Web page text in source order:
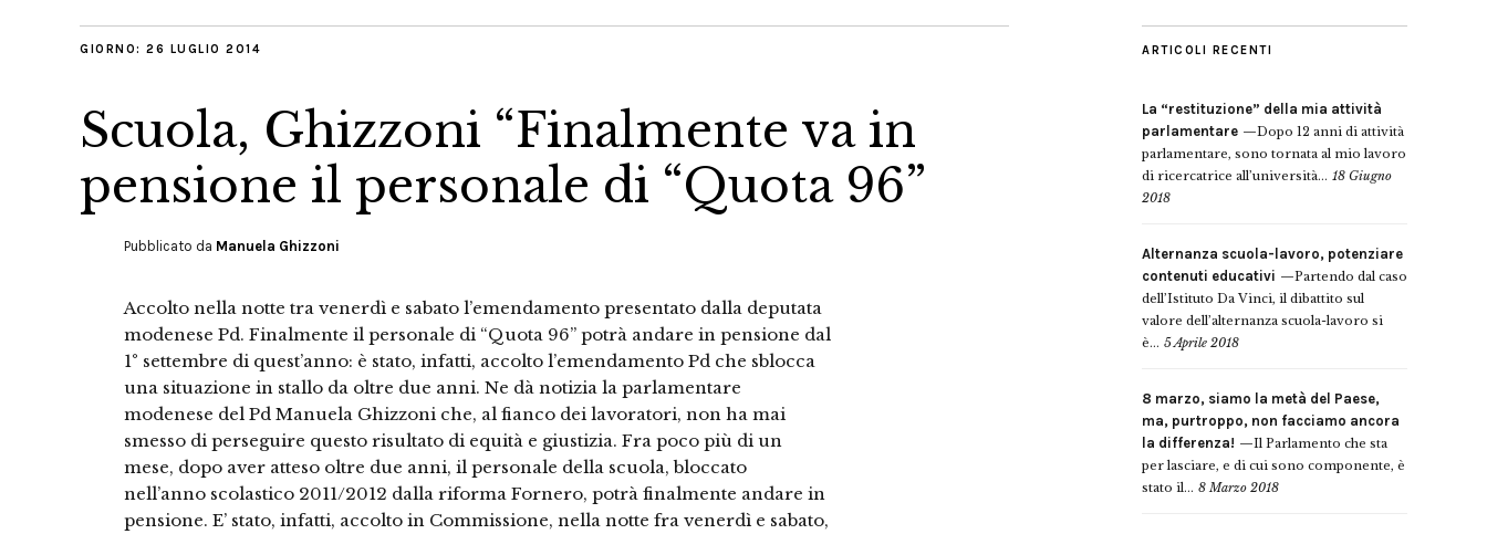
GIORNO: 26 LUGLIO 2014
Scuola, Ghizzoni “Finalmente va in
pensione il personale di “Quota 96”
Pubblicato da Manuela Ghizzoni
Accolto nella notte tra venerdì e sabato l’emendamento presentato dalla deputata
modenese Pd. Finalmente il personale di “Quota 96” potrà andare in pensione dal
1° settembre di quest’anno: è stato, infatti, accolto l’emendamento Pd che sblocca
una situazione in stallo da oltre due anni. Ne dà notizia la parlamentare
modenese del Pd Manuela Ghizzoni che, al fianco dei lavoratori, non ha mai
smesso di perseguire questo risultato di equità e giustizia. Fra poco più di un
mese, dopo aver atteso oltre due anni, il personale della scuola, bloccato
nell’anno scolastico 2011/2012 dalla riforma Fornero, potrà finalmente andare in
pensione. E’ stato, infatti, accolto in Commissione, nella notte fra venerdì e sabato,
ARTICOLI RECENTI
La “restituzione” della mia attività
parlamentare
Dopo 12 anni di attività
parlamentare, sono tornata al mio lavoro
di ricercatrice all’università... 18 Giugno
2018
Alternanza scuola-lavoro, potenziare
contenuti educativi
Partendo dal caso
dell’Istituto Da Vinci, il dibattito sul
valore dell’alternanza scuola-lavoro si
è... 5 Aprile 2018
8 marzo, siamo la metà del Paese,
ma, purtroppo, non facciamo ancora
la differenza!
Il Parlamento che sta
per lasciare, e di cui sono componente, è
stato il... 8 Marzo 2018